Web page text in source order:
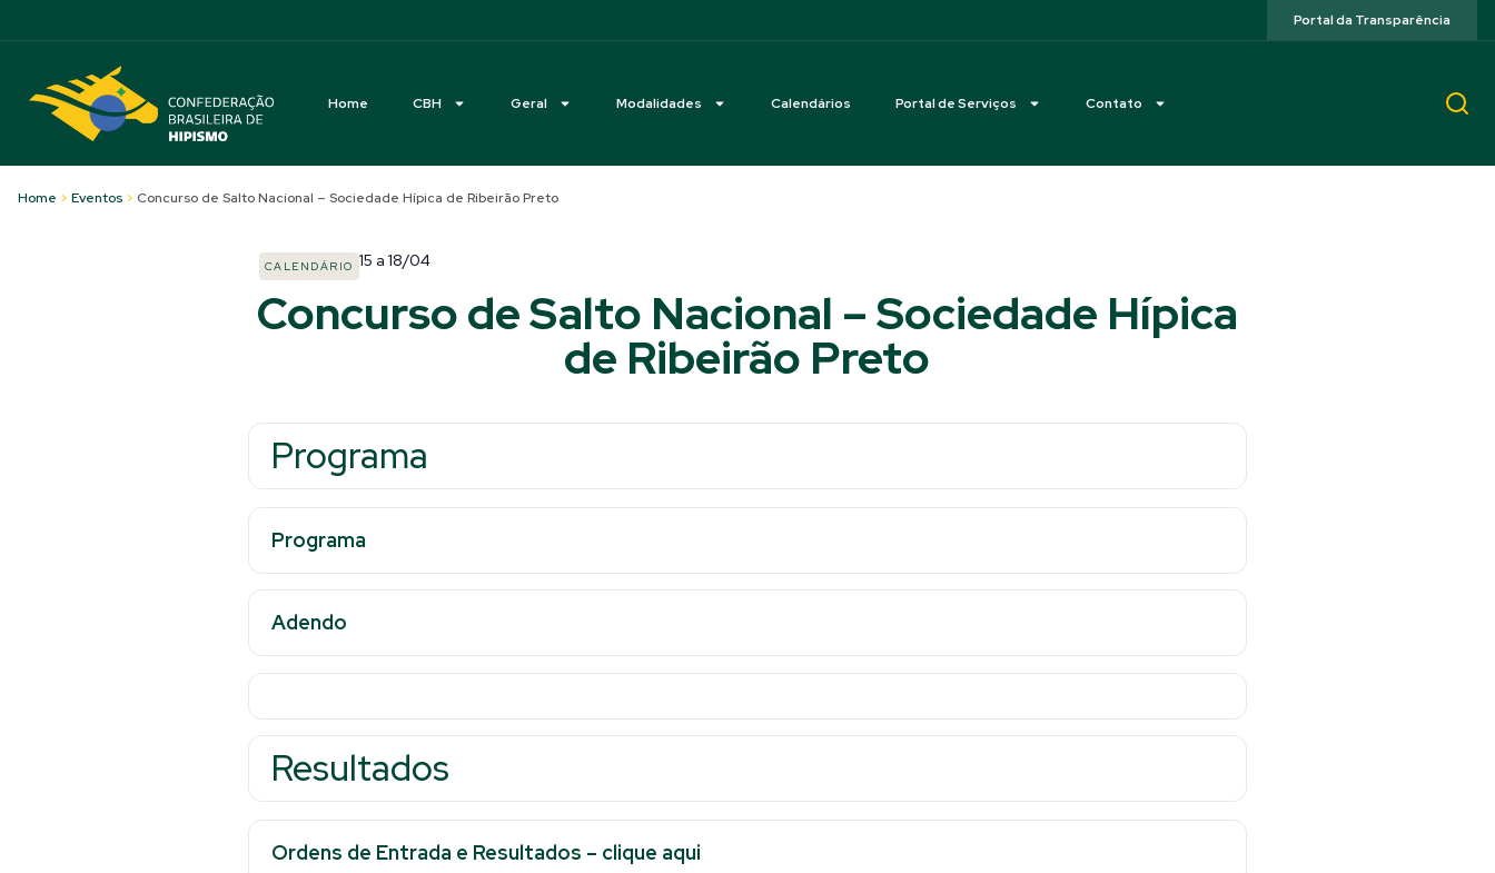
Portal da Transparência
Home CBH Geral Modalidades Calendários Portal de Serviços Contato
Home > Eventos > Concurso de Salto Nacional – Sociedade Hípica de Ribeirão Preto
CALENDÁRIO 15 a 18/04
Concurso de Salto Nacional – Sociedade Hípica
de Ribeirão Preto
Programa
Programa
Adendo
Resultados
Ordens de Entrada e Resultados – clique aqui